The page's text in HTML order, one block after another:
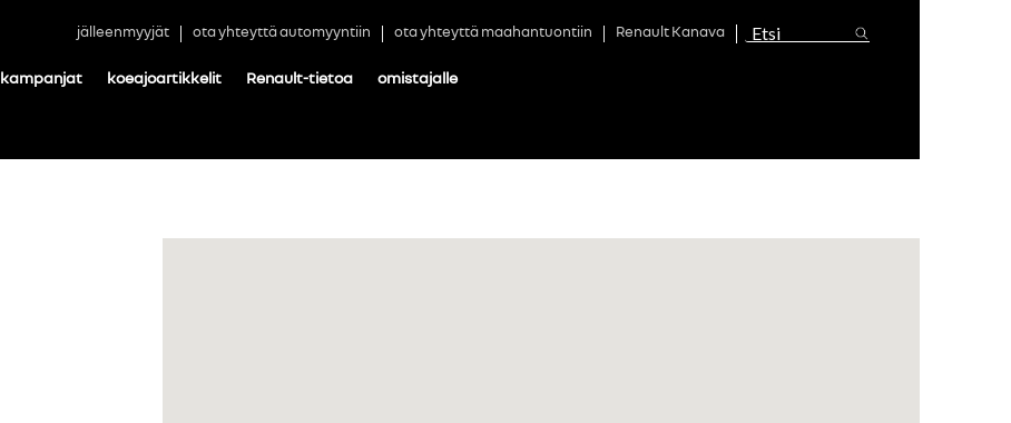
jälleenmyyjät ota yhteyttä automyyntiin ota yhteyttä maahantuontiin Renault Kanava
kampanjat koeajoartikkelit Renault-tietoa omistajalle